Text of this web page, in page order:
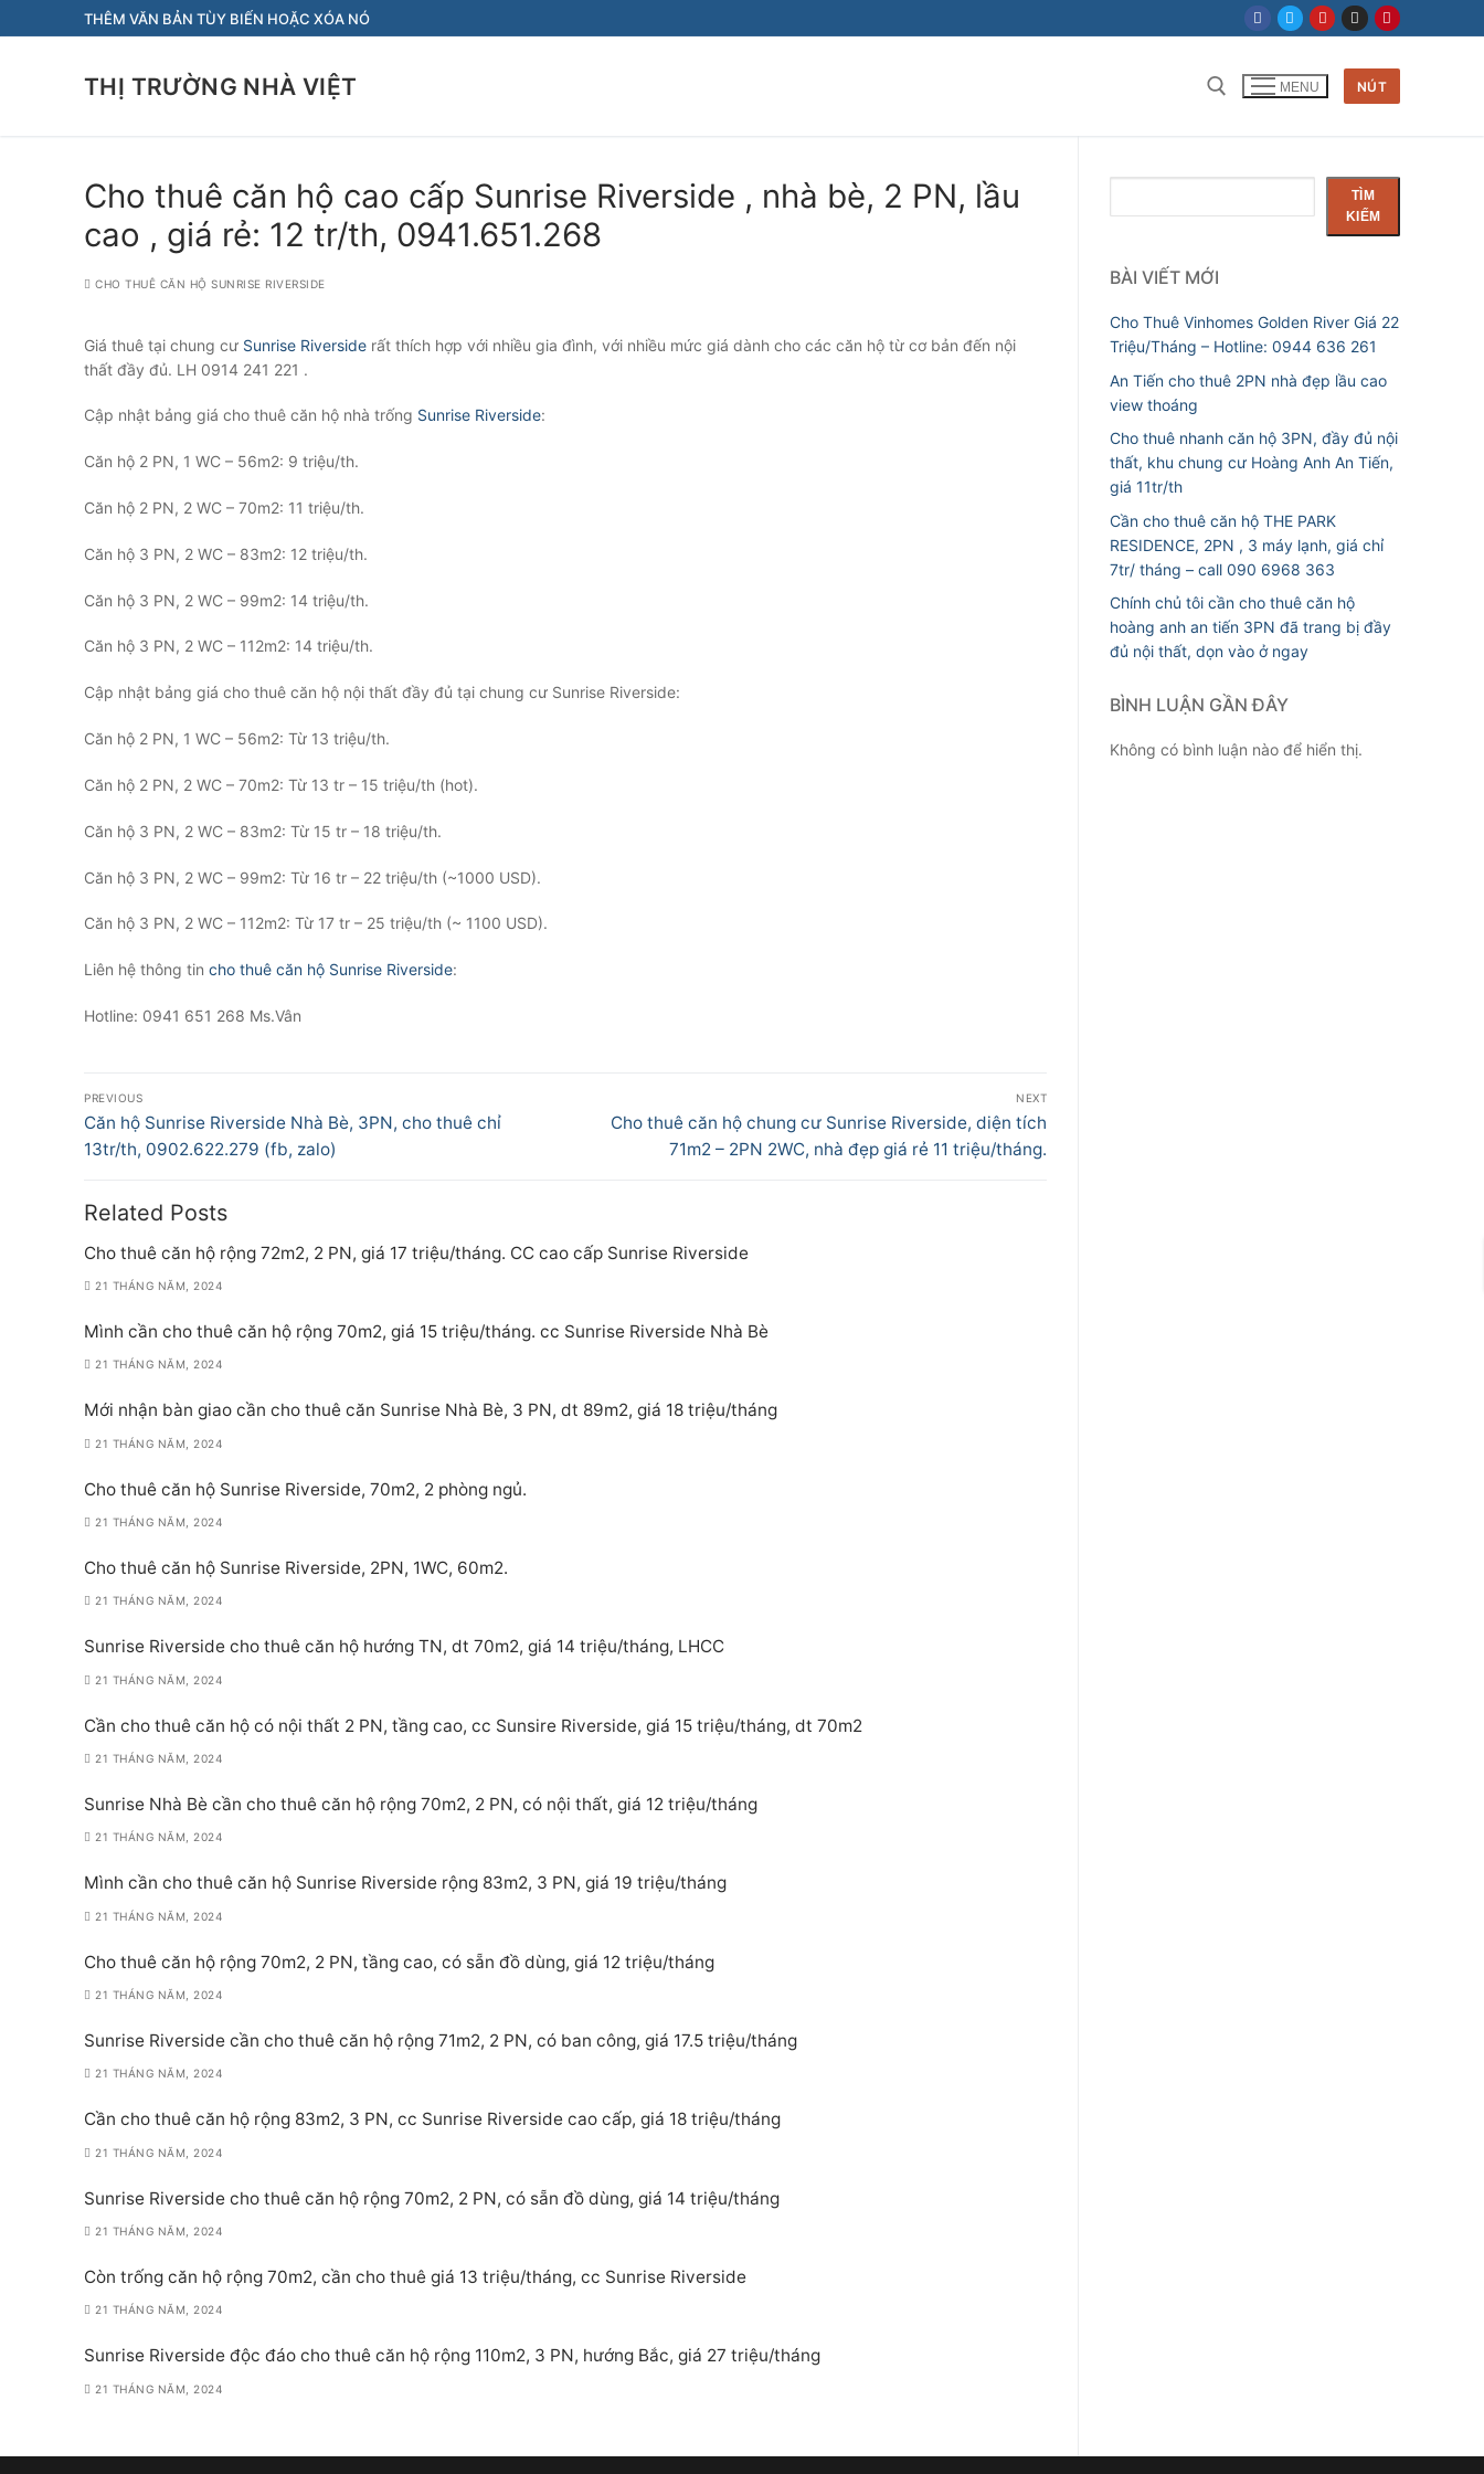
đến
THÊM VĂN BẢN TÙY BIẾN HOẶC XÓA NÓ
THỊ TRƯỜNG NHÀ VIỆT
Tìm kiếm cho:
MENU NÚT
Cho thuê căn hộ cao cấp Sunrise Riverside , nhà bè, 2 PN, lầu
cao , giá rẻ: 12 tr/th, 0941.651.268
CHO THUÊ CĂN HỘ SUNRISE RIVERSIDE
Giá thuê tại chung cư Sunrise Riverside rất thích hợp với nhiều gia đình, với nhiều mức giá dành cho các căn hộ từ cơ bản đến nội
thất đầy đủ. LH 0914 241 221 .
Cập nhật bảng giá cho thuê căn hộ nhà trống Sunrise Riverside:
Căn hộ 2 PN, 1 WC – 56m2: 9 triệu/th.
Căn hộ 2 PN, 2 WC – 70m2: 11 triệu/th.
Căn hộ 3 PN, 2 WC – 83m2: 12 triệu/th.
Căn hộ 3 PN, 2 WC – 99m2: 14 triệu/th.
Căn hộ 3 PN, 2 WC – 112m2: 14 triệu/th.
Cập nhật bảng giá cho thuê căn hộ nội thất đầy đủ tại chung cư Sunrise Riverside:
Căn hộ 2 PN, 1 WC – 56m2: Từ 13 triệu/th.
Căn hộ 2 PN, 2 WC – 70m2: Từ 13 tr – 15 triệu/th (hot).
Căn hộ 3 PN, 2 WC – 83m2: Từ 15 tr – 18 triệu/th.
Căn hộ 3 PN, 2 WC – 99m2: Từ 16 tr – 22 triệu/th (~1000 USD).
Căn hộ 3 PN, 2 WC – 112m2: Từ 17 tr – 25 triệu/th (~ 1100 USD).
Liên hệ thông tin cho thuê căn hộ Sunrise Riverside:
Hotline: 0941 651 268 Ms.Vân
Điều
hướng
bài
viết
PREVIOUS
Previous
post:
Căn hộ Sunrise Riverside Nhà Bè, 3PN, cho thuê chỉ
13tr/th, 0902.622.279 (fb, zalo)
NEXT
Next
Cho thuê căn hộ chung cư Sunrise Riverside, diện tích
71m2 – 2PN 2WC, nhà đẹp giá rẻ 11 triệu/tháng.
Related Posts
Cho thuê căn hộ rộng 72m2, 2 PN, giá 17 triệu/tháng. CC cao cấp Sunrise Riverside
21 THÁNG NĂM, 2024
Mình cần cho thuê căn hộ rộng 70m2, giá 15 triệu/tháng. cc Sunrise Riverside Nhà Bè
21 THÁNG NĂM, 2024
Mới nhận bàn giao cần cho thuê căn Sunrise Nhà Bè, 3 PN, dt 89m2, giá 18 triệu/tháng
21 THÁNG NĂM, 2024
Cho thuê căn hộ Sunrise Riverside, 70m2, 2 phòng ngủ.
21 THÁNG NĂM, 2024
Cho thuê căn hộ Sunrise Riverside, 2PN, 1WC, 60m2.
21 THÁNG NĂM, 2024
Sunrise Riverside cho thuê căn hộ hướng TN, dt 70m2, giá 14 triệu/tháng, LHCC
21 THÁNG NĂM, 2024
Cần cho thuê căn hộ có nội thất 2 PN, tầng cao, cc Sunsire Riverside, giá 15 triệu/tháng, dt 70m2
21 THÁNG NĂM, 2024
Sunrise Nhà Bè cần cho thuê căn hộ rộng 70m2, 2 PN, có nội thất, giá 12 triệu/tháng
21 THÁNG NĂM, 2024
Mình cần cho thuê căn hộ Sunrise Riverside rộng 83m2, 3 PN, giá 19 triệu/tháng
21 THÁNG NĂM, 2024
Cho thuê căn hộ rộng 70m2, 2 PN, tầng cao, có sẵn đồ dùng, giá 12 triệu/tháng
21 THÁNG NĂM, 2024
Sunrise Riverside cần cho thuê căn hộ rộng 71m2, 2 PN, có ban công, giá 17.5 triệu/tháng
21 THÁNG NĂM, 2024
Cần cho thuê căn hộ rộng 83m2, 3 PN, cc Sunrise Riverside cao cấp, giá 18 triệu/tháng
21 THÁNG NĂM, 2024
Sunrise Riverside cho thuê căn hộ rộng 70m2, 2 PN, có sẵn đồ dùng, giá 14 triệu/tháng
21 THÁNG NĂM, 2024
Còn trống căn hộ rộng 70m2, cần cho thuê giá 13 triệu/tháng, cc Sunrise Riverside
21 THÁNG NĂM, 2024
Sunrise Riverside độc đáo cho thuê căn hộ rộng 110m2, 3 PN, hướng Bắc, giá 27 triệu/tháng
21 THÁNG NĂM, 2024
kiếm
TÌM
KIẾM
BÀI VIẾT MỚI
Cho Thuê Vinhomes Golden River Giá 22
Triệu/Tháng – Hotline: 0944 636 261
An Tiến cho thuê 2PN nhà đẹp lầu cao
view thoáng
Cho thuê nhanh căn hộ 3PN, đầy đủ nội
thất, khu chung cư Hoàng Anh An Tiến,
giá 11tr/th
Cần cho thuê căn hộ THE PARK
RESIDENCE, 2PN , 3 máy lạnh, giá chỉ
7tr/ tháng – call 090 6968 363
Chính chủ tôi cần cho thuê căn hộ
hoàng anh an tiến 3PN đã trang bị đầy
đủ nội thất, dọn vào ở ngay
BÌNH LUẬN GẦN ĐÂY
Không có bình luận nào để hiển thị.